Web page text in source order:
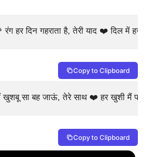
हर दिन गहराता है, तेरी याद ❤️ दिल में हर
Copy to Clipboard
सा बह जाऊं, तेरे साथ ❤️ हर खुशी मैं पा
Copy to Clipboard